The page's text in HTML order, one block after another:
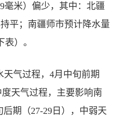
毫米）偏少，其中：北疆
平；南疆师市预计降水量
）。
天气过程，4月中旬前期
天气过程，主要影响南
期（27-29日），中弱天